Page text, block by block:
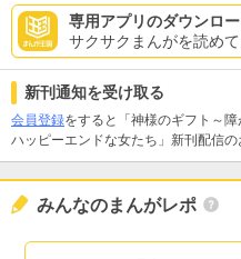
専用アプリのダウンロ
サクサクまんがを読めて
新刊通知を受け取る
会員登録をすると「神様のギフト～
ハッピーエンドな女たち」新刊配信の
みんなのまんがレポ